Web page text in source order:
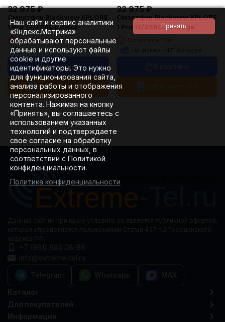
32 975 ₽
Смартфон Blackview XPLORE
1 Pro 12/256Gb Black
Осталось 2 шт.
Начислим +471 бонусов
В корзину
Запрос счета / КП
32 975 ₽
Смартфон Blackview XPLORE
1 Pro 12/256Gb Orange
Начислим + 471 бонусов
Наш сайт и сервис аналитики
«Яндекс.Метрика»
обрабатывают персональные
данные и используют файлы
cookie и другие
идентификаторы. Это нужно
для функционирования сайта,
анализа работы и отображения
персонализированного
контента. Нажимая на кнопку
«Принять», вы соглашаетесь с
использованием указанных
технологий и подтверждаете
свое согласие на обработку
персональных данных, в
соответствии с Политикой
конфиденциальности.
Политика конфиденциальности